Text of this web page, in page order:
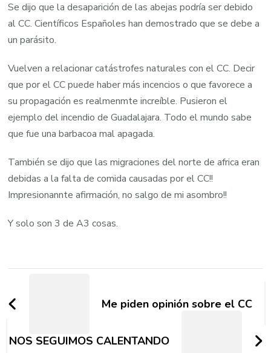
DE
A3
Se dijo que la desaparición de las abejas podría ser debido
al CC. Científicos Españoles han demostrado que se debe a
un parásito.
Vuelven a relacionar catástrofes naturales con el CC. Decir
que por el CC puede haber más incencios o que favorece a
su propagación es realmenmte increíble. Pusieron el
ejemplo del incendio de Guadalajara. Todo el mundo sabe
que fue una barbacoa mal apagada.
También se dijo que las migraciones del norte de africa eran
debidas a la falta de comida causadas por el CC!!
Impresionannte afirmación, no salgo de mi asombro!!
Y solo son 3 de A3 cosas.
NavigationMe piden opinión sobre el CC
NOS SEGUIMOS CALENTANDO